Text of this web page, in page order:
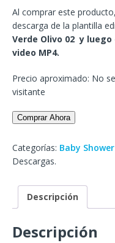
Al comprar este
descarga de la plantilla
Verde Olivo 02 y
video MP4.
Precio aproximado: No
visitante
Comprar Ahora
Categorías: Baby
Descargas.
Descripción
Descripción